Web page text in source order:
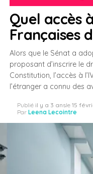
Quel accès
Françaises
Alors que le Sénat a
proposant d’inscrire le
Constitution, l’accès à
l’étranger a connu des
Publié il y a 3 ansle 15
Par Leena Lecointre